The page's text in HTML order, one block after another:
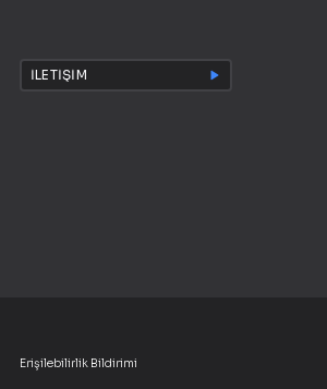
İLETIŞIM
Erişilebilirlik Bildirimi